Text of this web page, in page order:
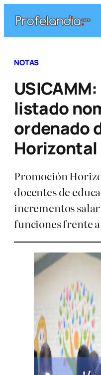
contenido
NOTAS
listado
ordenado
Horizontal
Promoción
docentes de
incrementos
funciones frente